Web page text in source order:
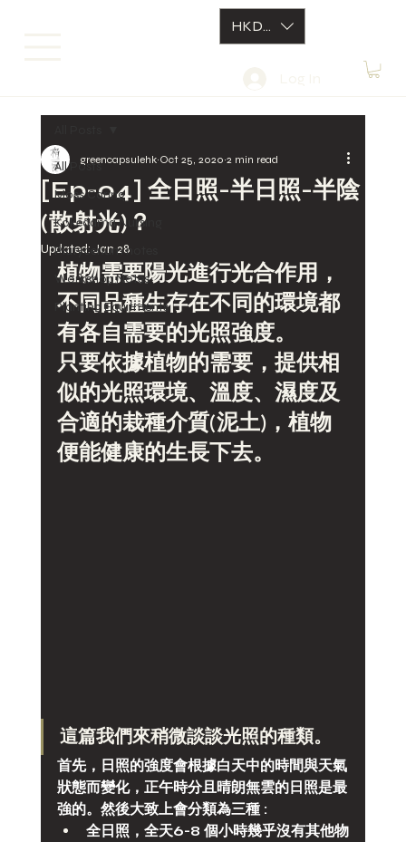
HKD (HK$)
All Posts
Moss Caring
Kokedama Nursing
Platycerium notes
Workshop Notes
Planting Equitments
[Ep-04] 全日照-半日照-半陰
(散射光)？
greencapsulehk Oct 25, 2020 2 min read
Updated: Jan 28
植物需要陽光進行光合作用，
不同品種生存在不同的環境都
有各自需要的光照強度。
只要依據植物的需要，提供相
似的光照環境、溫度、濕度及
合適的栽種介質(泥土)，植物
便能健康的生長下去。
這篇我們來稍微談談光照的種類。
首先，日照的強度會根據白天中的時間與天氣
狀態而變化，正午時分且晴朗無雲的日照是最
強的。然後大致上會分類為三種 :
全日照，全天6-8 個小時幾乎沒有其他物